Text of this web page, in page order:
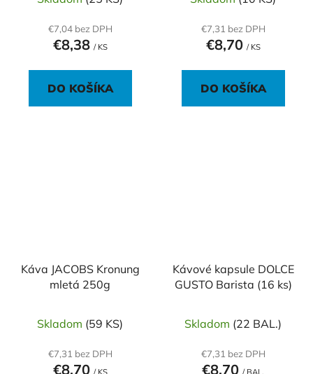
€7,04 bez DPH
€8,38 / KS
DO KOŠÍKA
€7,31 bez DPH
€8,70 / KS
DO KOŠÍKA
Káva JACOBS Kronung
mletá 250g
Skladom (59 KS)
€7,31 bez DPH
€8,70 / KS
Kávové kapsule DOLCE
GUSTO Barista (16 ks)
Skladom (22 BAL.)
€7,31 bez DPH
€8,70 / BAL.